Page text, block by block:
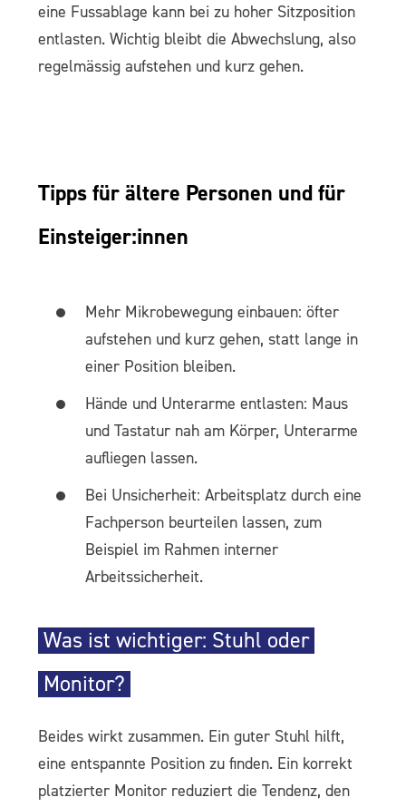
eine Fussablage kann bei zu hoher Sitzposition
entlasten. Wichtig bleibt die Abwechslung, also
regelmässig aufstehen und kurz gehen.
Tipps für ältere Personen und für
Einsteiger:innen
Mehr Mikrobewegung einbauen: öfter
aufstehen und kurz gehen, statt lange in
einer Position bleiben.
Hände und Unterarme entlasten: Maus
und Tastatur nah am Körper, Unterarme
aufliegen lassen.
Bei Unsicherheit: Arbeitsplatz durch eine
Fachperson beurteilen lassen, zum
Beispiel im Rahmen interner
Arbeitssicherheit.
Was ist wichtiger: Stuhl oder
Monitor?
Beides wirkt zusammen. Ein guter Stuhl hilft,
eine entspannte Position zu finden. Ein korrekt
platzierter Monitor reduziert die Tendenz, den